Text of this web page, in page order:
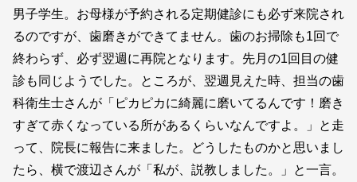
男子学生。お母様が予約される定期健診にも必ず来院され
るのですが、歯磨きができてません。歯のお掃除も1回で
終わらず、必ず翌週に再院となります。先月の1回目の健
診も同じようでした。ところが、翌週見えた時、担当の歯
科衛生士さんが「ピカピカに綺麗に磨いてるんです！磨き
すぎて赤くなっている所があるくらいなんですよ。」と走
って、院長に報告に来ました。どうしたものかと思いまし
たら、横で渡辺さんが「私が、説教しました。」と一言。